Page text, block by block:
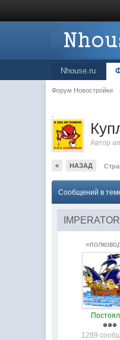
Nhouse.ru
Форум Новостройки
.
Автор
« НАЗАД
Сообщений в
IMPERATOR
1289